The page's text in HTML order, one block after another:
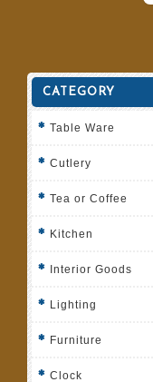
CATEGORY
Table Ware
Cutlery
Tea or Coffee
Kitchen
Interior Goods
Lighting
Furniture
Clock